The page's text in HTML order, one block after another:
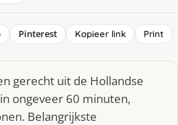
Pinterest Kopieer link Print
gerecht uit de Hollandse
ongeveer 60 minuten,
Belangrijkste